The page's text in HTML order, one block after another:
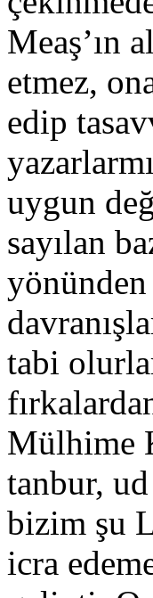
Meaş’ın
etmez,
edip
uygun
sayılan
tabi
Mülhime
tanbur,
bizim şu
icra